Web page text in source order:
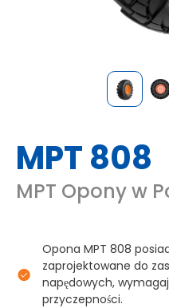
MPT 808
MPT Opony w
Opona MPT 808
zaprojektowane do
napędowych,
przyczepności.